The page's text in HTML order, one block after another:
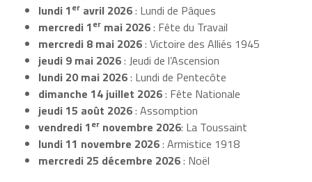
lundi 1er avril 2026: Lundi de Pâques
mercredi 1er mai 2026: Fête du Travail
mercredi 8 mai 2026: Victoire des Alliés 1945
jeudi 9 mai 2026: Jeudi de l’Ascension
lundi 20 mai 2026: Lundi de Pentecôte
dimanche 14 juillet 2026: Fête Nationale
jeudi 15 août 2026: Assomption
vendredi 1er novembre 2026: La Toussaint
lundi 11 novembre 2026: Armistice 1918
mercredi 25 décembre 2026: Noël